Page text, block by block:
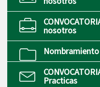
nosotros
Nombramiento
Practicas